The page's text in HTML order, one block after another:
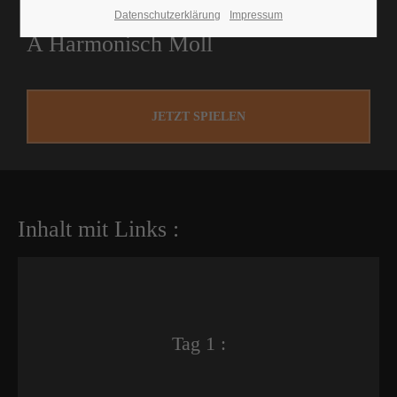
A Harmonisch Moll
JETZT SPIELEN
Inhalt mit Links :
Tag 1 :
Datenschutzerklärung Impressum